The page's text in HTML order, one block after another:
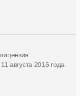
августа 2015 года.